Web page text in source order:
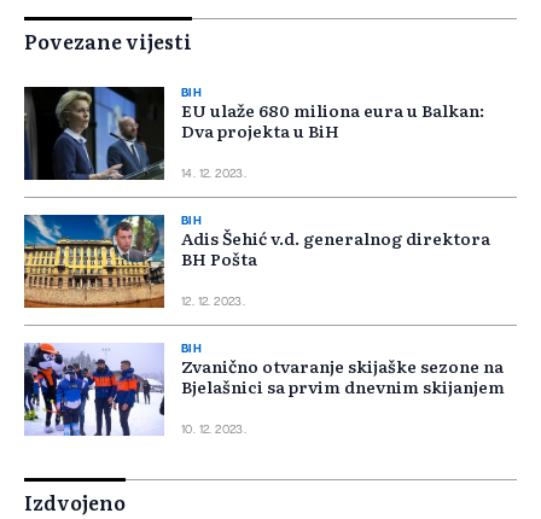
Povezane vijesti
BIH
EU ulaže 680 miliona eura u Balkan:
Dva projekta u BiH
14. 12. 2023.
BIH
Adis Šehić v.d. generalnog direktora
BH Pošta
12. 12. 2023.
BIH
Zvanično otvaranje skijaške sezone na
Bjelašnici sa prvim dnevnim skijanjem
10. 12. 2023.
Izdvojeno